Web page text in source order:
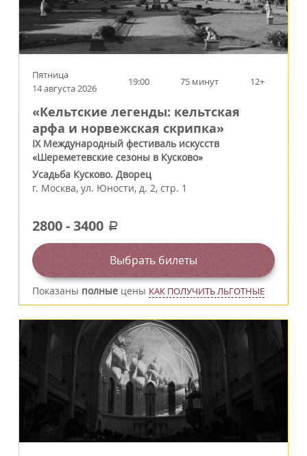
Пятница
14 августа 2026
19:00 75 минут 12+
«Кельтские легенды: кельтская
арфа и норвежская скрипка»
IX Международный фестиваль искусств
«Шереметевские сезоны в Кусково»
Усадьба Кусково. Дворец
г. Москва, ул. Юности, д. 2, стр. 1
2800-3400 a
Выбрать билеты
Показаны полные цены КАК ПОЛУЧИТЬ ЛЬГОТНЫЕ